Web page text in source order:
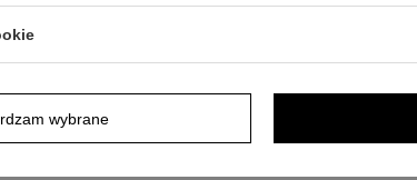
i krótki podpis
z własną treścią
lub inicjały
wykonywany mechanicznie
prezent na każdą okazję
wybrane